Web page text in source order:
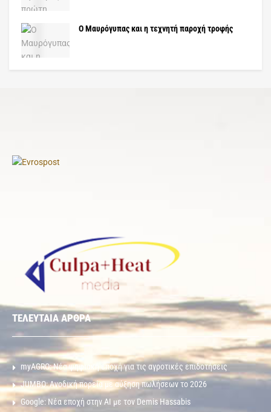
Ο Μαυρόγυπας και η τεχνητή παροχή τροφής
ΤΕΛΕΥΤΑΙΑ ΑΡΘΡΑ
myAGRO: Νέα ψηφιακή εποχή για τις αγροτικές επιδοτήσεις
JUMBO: Ανοδική πορεία με αύξηση πωλήσεων το 2026
Google: Νέα εποχή στην AI με τον Demis Hassabis